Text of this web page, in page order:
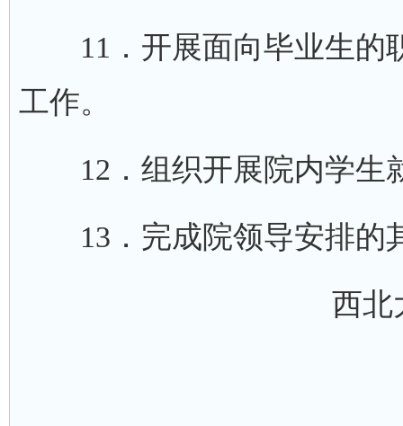
11．开展面向毕业生的
工作。
12．组织开展院内学生
13．完成院领导安排
西北